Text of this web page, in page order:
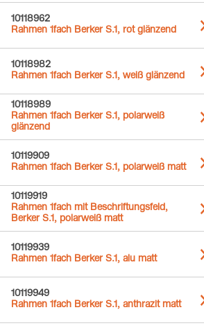
10118962
Rahmen 1fach Berker S.1, rot glänzend
10118982
Rahmen 1fach Berker S.1, weiß glänzend
10118989
Rahmen 1fach Berker S.1, polarweiß
glänzend
10119909
Rahmen 1fach Berker S.1, polarweiß matt
10119919
Rahmen 1fach mit Beschriftungsfeld,
Berker S.1, polarweiß matt
10119939
Rahmen 1fach Berker S.1, alu matt
10119949
Rahmen 1fach Berker S.1, anthrazit matt